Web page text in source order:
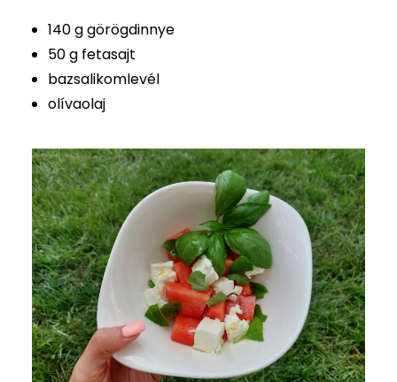
140 g görögdinnye
50 g fetasajt
bazsalikomlevél
olívaolaj